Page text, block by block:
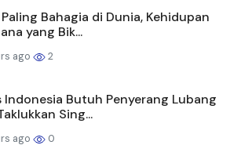
Bahagia di Dunia, Kehidupan
yang Bik...
ago 2
Indonesia Butuh Penyerang Lubang
Sing...
ago 0